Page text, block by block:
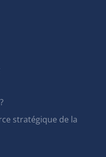
stratégique de la